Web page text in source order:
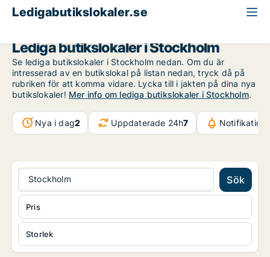
Ledigabutikslokaler.se
Lediga butikslokaler i Stockholm
Se lediga butikslokaler i Stockholm nedan. Om du är
intresserad av en butikslokal på listan nedan, tryck då på
rubriken för att komma vidare. Lycka till i jakten på dina nya
butikslokaler! Mer info om lediga butikslokaler i Stockholm.
Nya i dag2 Uppdaterade 24h7
Stockholm Sök
Storlek
Pris